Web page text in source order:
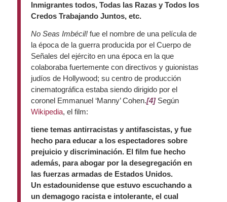
Inmigrantes todos, Todas las Razas y Todos los
Credos Trabajando Juntos, etc.
No Seas Imbécil!fue el nombre de una película de
la época de la guerra producida por el Cuerpo de
Señales del ejército en una época en la que
colaboraba fuertemente con directivos y guionistas
judíos de Hollywood; su centro de producción
cinematográfica estaba siendo dirigido por el
coronel Emmanuel ‘Manny’ Cohen.[4]Según
Wikipedia, el film:
tiene temas antirracistas y antifascistas, y fue
hecho para educar a los espectadores sobre
prejuicio y discriminación. El film fue hecho
además, para abogar por la desegregación en
las fuerzas armadas de Estados Unidos.
Un estadounidense que estuvo escuchando a
un demagogo racista e intolerante, el cual